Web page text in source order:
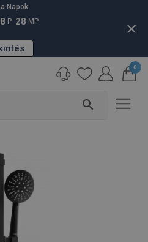
Napok:
P 27 MP close
search
0